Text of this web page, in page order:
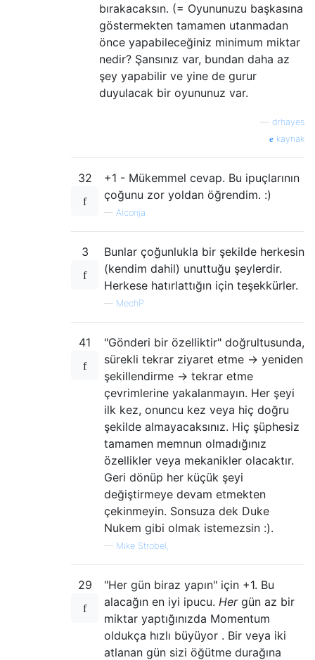
bırakacaksın. (= Oyununuzu başkasına
göstermekten tamamen utanmadan
önce yapabileceğiniz minimum miktar
nedir? Şansınız var, bundan daha az
şey yapabilir ve yine de gurur
duyulacak bir oyununuz var.
drhayes
kaynak
32
+1 - Mükemmel cevap. Bu ipuçlarının
çoğunu zor yoldan öğrendim. :)
— Alconja
3
Bunlar çoğunlukla bir şekilde herkesin
(kendim dahil) unuttuğu şeylerdir.
Herkese hatırlattığın için teşekkürler.
— MechP
41
"Gönderi bir özelliktir" doğrultusunda,
sürekli tekrar ziyaret etme -> yeniden
şekillendirme -> tekrar etme
çevrimlerine yakalanmayın. Her şeyi
ilk kez, onuncu kez veya hiç doğru
şekilde almayacaksınız. Hiç şüphesiz
tamamen memnun olmadığınız
özellikler veya mekanikler olacaktır.
Geri dönüp her küçük şeyi
değiştirmeye devam etmekten
çekinmeyin. Sonsuza dek Duke
Nukem gibi olmak istemezsin :).
— Mike Strobel,
29
"Her gün biraz yapın" için +1. Bu
alacağın en iyi ipucu. Hergün az bir
miktar yaptığınızda Momentum
oldukça hızlı büyüyor . Bir veya iki
atlanan gün sizi öğütme durağına